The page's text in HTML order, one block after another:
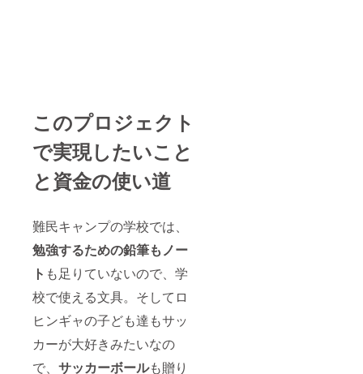
このプロジェクト
で実現したいこと
と資金の使い道
難民キャンプの学校では、
勉強するための鉛筆もノー
ト も足りていないので、学
校で使える文具。そしてロ
ヒンギャの子ども達もサッ
カーが大好きみたいなの
で、 サッカーボールも贈り